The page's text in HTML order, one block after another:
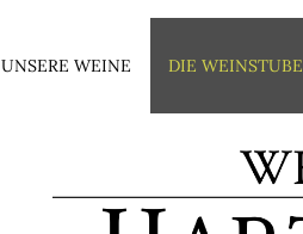
UNSERE WEINE DIE WEINSTUBE